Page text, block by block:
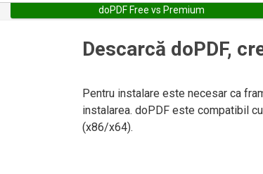
doPDF Free vs Premium
Descarcă doPDF,
Pentru instalare este necesar ca
instalarea. doPDF este compatibil
(x86/x64).